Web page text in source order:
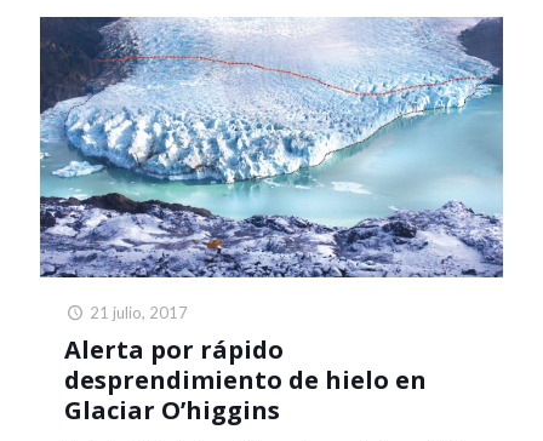
21 julio, 2017
Alerta por rápido
desprendimiento de hielo en
Glaciar O’higgins